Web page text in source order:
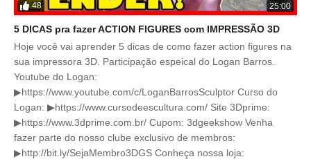
48 25:00
5 DICAS pra fazer ACTION FIGURES com IMPRESSÃO 3D
Hoje você vai aprender 5 dicas de como fazer action figures na
sua impressora 3D. Participação espeical do Logan Barros.
Youtube do Logan:
▶https://www.youtube.com/c/LoganBarrosSculptor Curso do
Logan: ▶https://www.cursodeescultura.com/ Site 3Dprime:
▶https://www.3dprime.com.br/ Cupom: 3dgeekshow Venha
fazer parte do nosso clube exclusivo de membros:
▶http://bit.ly/SejaMembro3DGS Conheça nossa loja: